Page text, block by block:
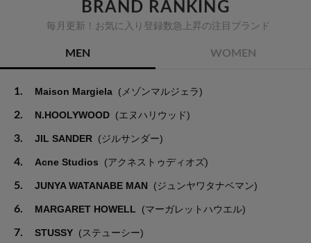
BRAND RANKING
毎月更新！お気に入り登録数急上昇の注目ブランド
MEN WOMEN
1. Maison Margiela (メゾンマルジェラ)
2. N.HOOLYWOOD (エヌハリウッド)
3. JIL SANDER (ジルサンダー)
4. Acne Studios (アクネストゥディオズ)
5. JUNYA WATANABE MAN (ジュンヤワタナベマン)
6. MARGARET HOWELL (マーガレットハウエル)
7. STUSSY (ステューシー)